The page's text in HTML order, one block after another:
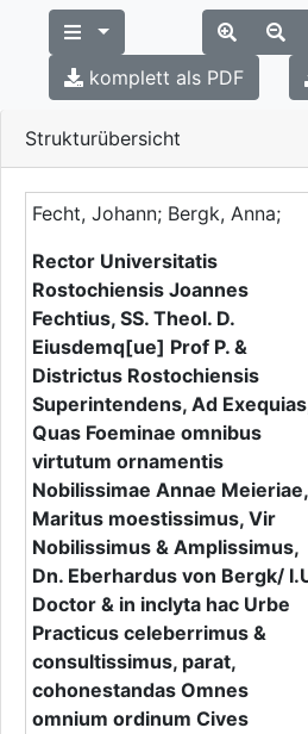
Strukturübersicht
Fecht, Johann; Bergk, Anna;
Rector Universitatis
Rostochiensis Joannes
Fechtius, SS. Theol. D.
Eiusdemq[ue] Prof P. &
Districtus Rostochiensis
Superintendens, Ad
Quas Foeminae omnibus
virtutum ornamentis
Nobilissimae Annae Meieriae,
Maritus moestissimus, Vir
Nobilissimus & Amplissimus,
Dn. Eberhardus von Bergk/
Doctor & in inclyta hac Urbe
Practicus celeberrimus &
consultissimus, parat,
cohonestandas Omnes
omnium ordinum Cives
komplett als PDF